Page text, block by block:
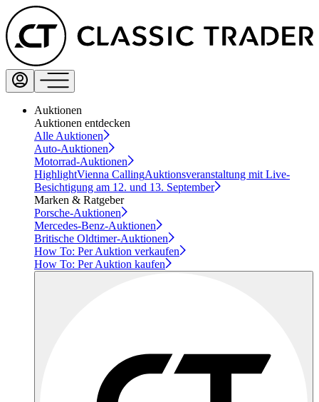
Auktionen
Auktionen entdecken
Alle Auktionen
Auto-Auktionen
Motorrad-Auktionen
HighlightVienna CallingAuktionsveranstaltung mit Live-
Besichtigung am 12. und 13. September
Marken & Ratgeber
Porsche-Auktionen
Mercedes-Benz-Auktionen
Britische Oldtimer-Auktionen
How To: Per Auktion verkaufen
How To: Per Auktion kaufen